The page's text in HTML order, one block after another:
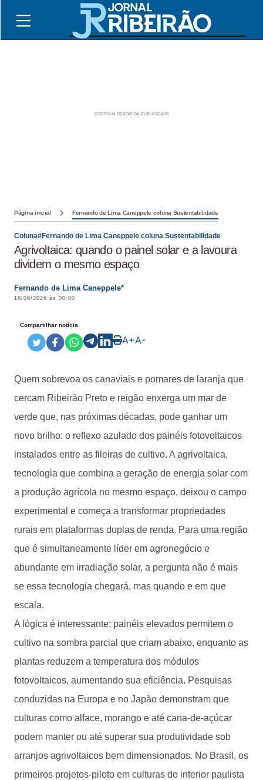
Página inicial Fernando de Lima Caneppele coluna Sustentabilidade
Coluna#Fernando de Lima Caneppele coluna Sustentabilidade
Agrivoltaica: quando o painel solar e a lavoura
dividem o mesmo espaço
Fernando de Lima Caneppele*
18/06/2026 às 00:00
Compartilhar notícia
A+A-
Quem sobrevoa os canaviais e pomares de laranja que
cercam Ribeirão Preto e reigão enxerga um mar de
verde que, nas próximas décadas, pode ganhar um
novo brilho: o reflexo azulado dos painéis fotovoltaicos
instalados entre as fileiras de cultivo. A agrivoltaica,
tecnologia que combina a geração de energia solar com
a produção agrícola no mesmo espaço, deixou o campo
experimental e começa a transformar propriedades
rurais em plataformas duplas de renda. Para uma região
que é simultaneamente líder em agronegócio e
abundante em irradiação solar, a pergunta não é mais
se essa tecnologia chegará, mas quando e em que
escala.
A lógica é interessante: painéis elevados permitem o
cultivo na sombra parcial que criam abaixo, enquanto as
plantas reduzem a temperatura dos módulos
fotovoltaicos, aumentando sua eficiência. Pesquisas
conduzidas na Europa e no Japão demonstram que
culturas como alface, morango e até cana-de-açúcar
podem manter ou até superar sua produtividade sob
arranjos agrivoltaicos bem dimensionados. No Brasil, os
primeiros projetos-piloto em culturas do interior paulista